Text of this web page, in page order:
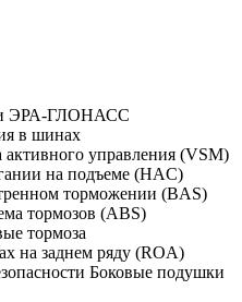
ЭРА-ГЛОНАСС
в шинах
активного управления (VSM)
на подъеме (HAC)
торможении (BAS)
тормозов (ABS)
тормоза
на заднем ряду (ROA)
Боковые подушки